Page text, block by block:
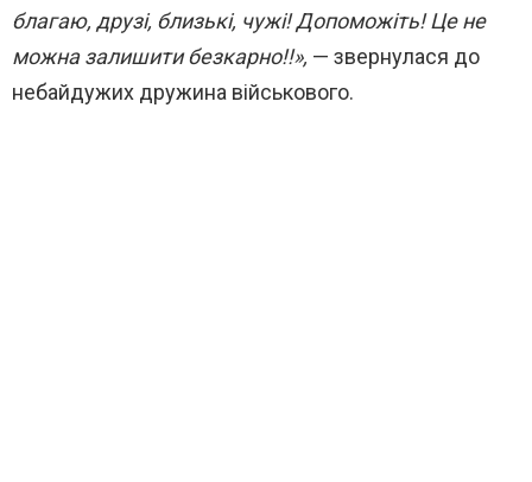
благаю, друзі, близькі, чужі! Допоможіть! Це не
можна залишити безкарно!!», — звернулася до
небайдужих дружина військового.